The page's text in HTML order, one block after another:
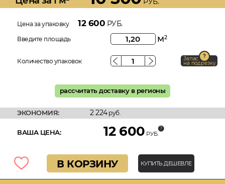
Цена за упаковку 12 600 РУБ.
Введите площадь м2
Количество упаковок Запас
на подрезку
рассчитать доставку в регионы
ЭКОНОМИЯ: 2 224руб.
ВАША ЦЕНА: 12 600 РУБ.
В КОРЗИНУ КУПИТЬ ДЕШЕВЛЕ